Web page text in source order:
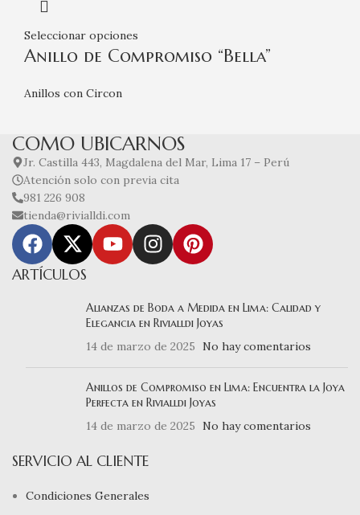
Seleccionar opciones
Anillo de Compromiso “Bella”
Anillos con Circon
COMO UBICARNOS
Jr. Castilla 443, Magdalena del Mar, Lima 17 – Perú
Atención solo con previa cita
981 226 908
tienda@rivialldi.com
ARTÍCULOS
Alianzas de Boda a Medida en Lima: Calidad y
Elegancia en Rivialldi Joyas
14 de marzo de 2025
No hay comentarios
Anillos de Compromiso en Lima: Encuentra la Joya
Perfecta en Rivialldi Joyas
14 de marzo de 2025
No hay comentarios
SERVICIO AL CLIENTE
Condiciones Generales